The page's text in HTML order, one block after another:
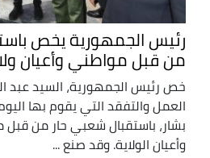
رئيس الجمهورية يخص
من قبل مواطني وأعيان
خص رئيس الجمهورية، السيد عبد
العمل والتفقد التي يقوم بها
بشار، باستقبال شعبي حار من قبل
وأعيان الولاية. وقد صنع ...